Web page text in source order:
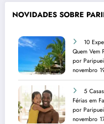
NOVIDADES SOBRE
10
Quem Vem
por
novembro
5
Férias em
por
novembro